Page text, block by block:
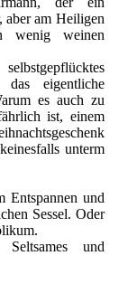
aber am Heiligen
wenig weinen
eigentliche
es auch zu
ist, einem
unterm
Entspannen und
Sessel. Oder
Seltsames und